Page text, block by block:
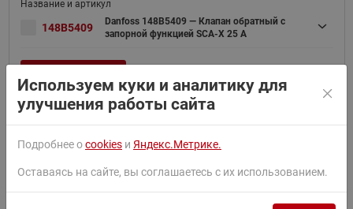
148B5409
Danfoss 148B5409 — Клапан обратный с
запорной функцией SCA-X 25 A
Danfoss 147X5255 — Клапан обратный с
Используем куки и аналитику для
улучшения работы сайта
Подробнее оcookies и Яндекс.Метрике.
Оставаясь на сайте, вы соглашаетесь с их использованием.